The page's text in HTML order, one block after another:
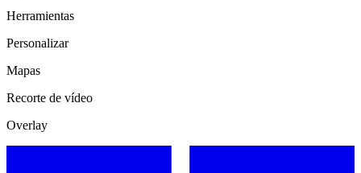
Herramientas
Personalizar
Mapas
Recorte de vídeo
Overlay